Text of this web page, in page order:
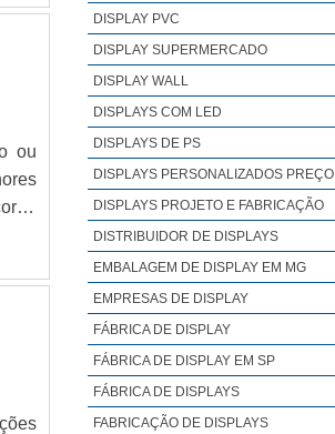
ou
DISPLAY PVC
DISPLAY SUPERMERCADO
DISPLAY WALL
DISPLAYS COM LED
DISPLAYS DE PS
DISPLAYS PERSONALIZADOS PREÇO
DISPLAYS PROJETO E FABRICAÇÃO
DISTRIBUIDOR DE DISPLAYS
EMBALAGEM DE DISPLAY EM MG
EMPRESAS DE DISPLAY
FÁBRICA DE DISPLAY
FÁBRICA DE DISPLAY EM SP
FÁBRICA DE DISPLAYS
FABRICAÇÃO DE DISPLAYS